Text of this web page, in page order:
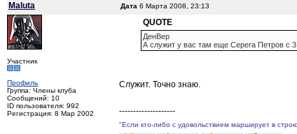
Maluta
Дата 6 Марта 2008, 23:13
Участник
Профиль
Группа: Члены клуба
Сообщений: 10
ID пользователя: 992
Регистрация: 8 Мар 2002
QUOTE
ДенВер
А служит у вас там еще Серега Петров с
Служит. Точно знаю.
--------------------
"Если кто-либо с удовольствием марширует в